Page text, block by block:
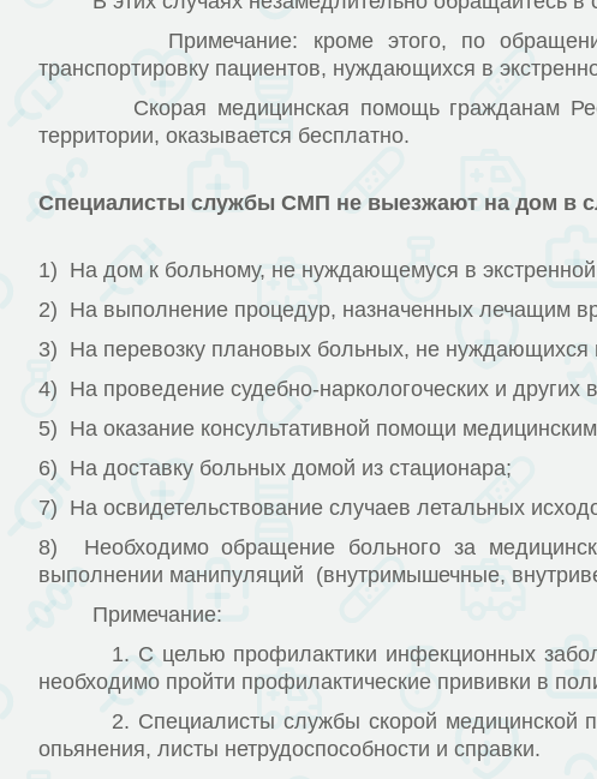
Примечание: кроме этого, по обращению
транспортировку пациентов, нуждающихся в
Скорая медицинская помощь гражданам
территории, оказывается бесплатно.
Специалисты службы СМП не выезжают на дом в
1) На дом к больному, не нуждающемуся в
2) На выполнение процедур, назначенных лечащим
3) На перевозку плановых больных, не нуждающихся
4) На проведение судебно-наркологоческих и других
5) На оказание консультативной помощи
6) На доставку больных домой из стационара;
7) На освидетельствование случаев летальных
8) Необходимо обращение больного за
выполнении манипуляций (внутримышечные,
Примечание:
1. С целью профилактики инфекционных
необходимо пройти профилактические прививки в
2. Специалисты службы скорой медицинской
опьянения, листы нетрудоспособности и справки.